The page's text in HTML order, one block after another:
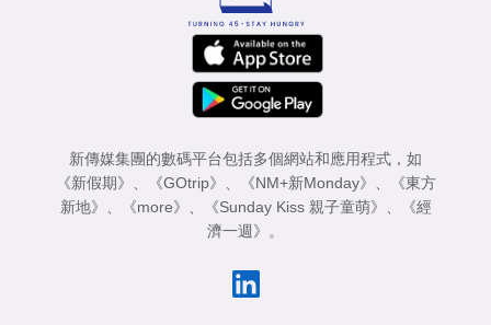
新傳媒集團的數碼平台包括多個網站和應用程式，如
《新假期》 、 《GOtrip》 、 《NM+新Monday》 、
《東方
新地》 、 《more》 、 《Sunday Kiss 親子童萌》 、
《經
濟一週》 。